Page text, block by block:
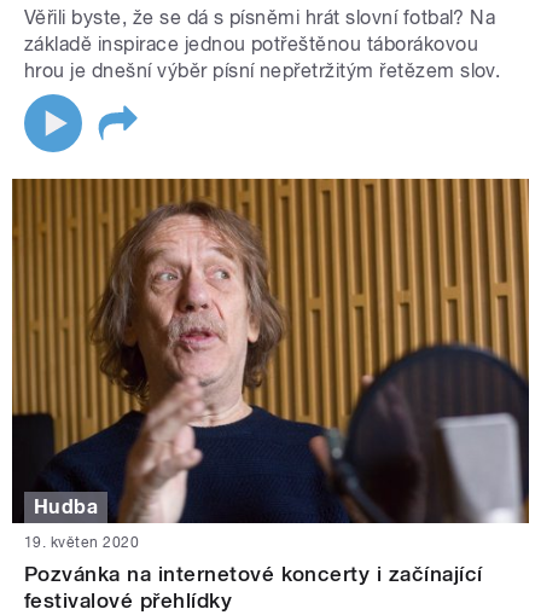
Věřili byste, že se dá s písněmi hrát slovní fotbal? Na
základě inspirace jednou potřeštěnou táborákovou
hrou je dnešní výběr písní nepřetržitým řetězem slov.
Hudba
19. květen 2020
Pozvánka na internetové koncerty i začínající
festivalové přehlídky